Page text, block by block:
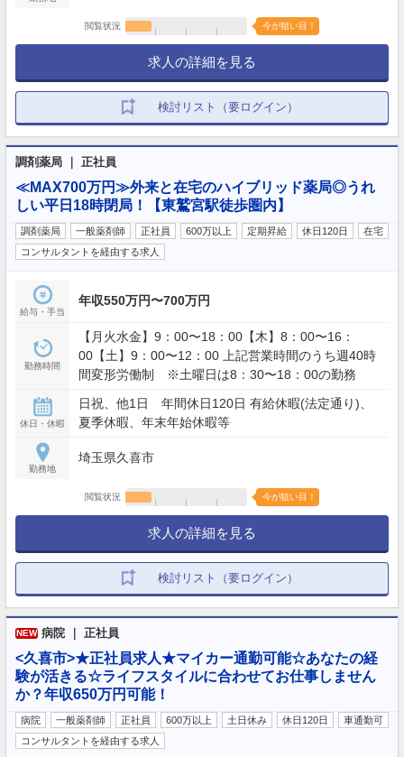
閲覧状況 今が狙い目！
求人の詳細を見る
検討リスト（要ログイン）
調剤薬局 ｜ 正社員
≪MAX700万円≫外来と在宅のハイブリッド薬局◎うれ
しい平日18時閉局！【東鷲宮駅徒歩圏内】
調剤薬局 一般薬剤師 正社員 600万以上 定期昇給 休日120日
在宅
コンサルタントを経由する求人
給与・手当
年収550万円〜700万円
勤務時間
【月火水金】9：00〜18：00【木】8：00〜16：
00【土】9：00〜12：00 上記営業時間のうち週40時
間変形労働制 ※土曜日は8：30〜18：00の勤務
休日・休暇
日祝、他1日 年間休日120日 有給休暇(法定通り)、
夏季休暇、年末年始休暇等
勤務地
埼玉県久喜市
閲覧状況 今が狙い目！
求人の詳細を見る
検討リスト（要ログイン）
NEW 病院 ｜ 正社員
<久喜市>★正社員求人★マイカー通勤可能☆あなたの経
験が活きる☆ライフスタイルに合わせてお仕事しません
か？年収650万円可能！
病院 一般薬剤師 正社員 600万以上 土日休み 休日120日
車通勤可
コンサルタントを経由する求人